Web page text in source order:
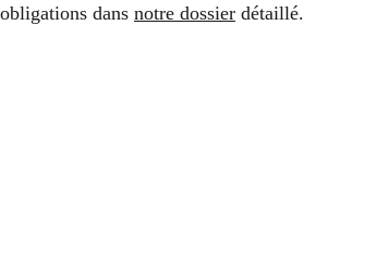
dans notre dossier détaillé.